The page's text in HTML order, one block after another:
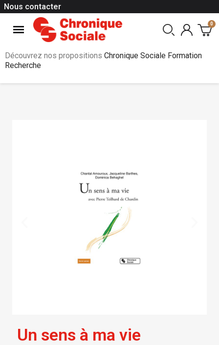
Nous contacter
Découvrez nos propositions Chronique Sociale Formation
Recherche
Un sens à ma vie